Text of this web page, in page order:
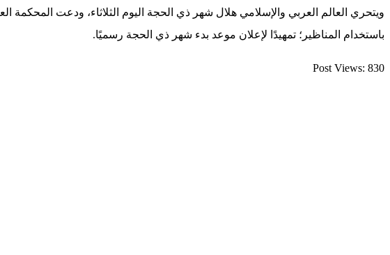
ويتحري العالم العربي والإسلامي هلال شهر ذي الحجة اليوم الثلاثاء، ودعت المحكمة
باستخدام المناظير؛ تمهيدًا لإعلان موعد بدء شهر ذي الحجة رسميًا.
Post Views: 830